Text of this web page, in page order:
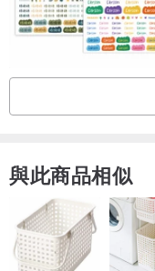
與此商品相似